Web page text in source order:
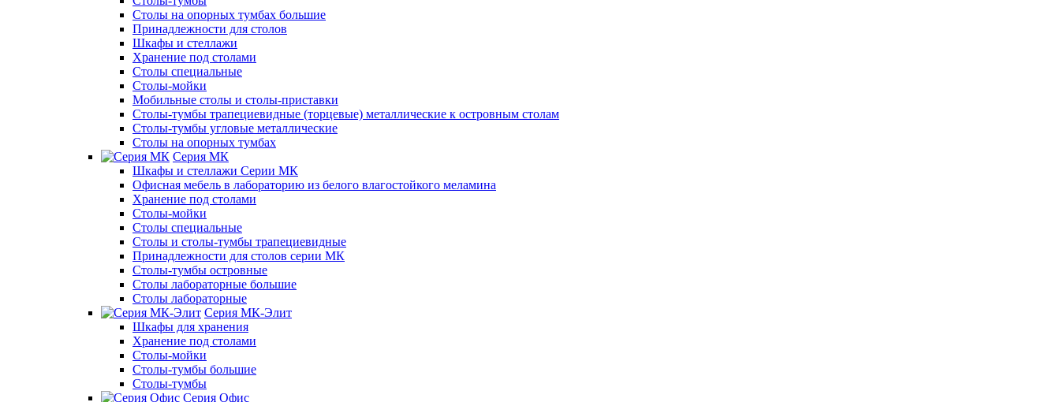
Столы на опорных тумбах большие
Принадлежности для столов
Шкафы и стеллажи
Хранение под столами
Столы специальные
Столы-мойки
Мобильные столы и столы-приставки
Столы-тумбы трапециевидные (торцевые) металлические к островным столам
Столы-тумбы угловые металлические
Столы на опорных тумбах
Серия МК
Шкафы и стеллажи Серии МК
Офисная мебель в лабораторию из белого влагостойкого меламина
Хранение под столами
Столы-мойки
Столы специальные
Столы и столы-тумбы трапециевидные
Принадлежности для столов серии МК
Столы-тумбы островные
Столы лабораторные большие
Столы лабораторные
Серия МК-Элит
Шкафы для хранения
Хранение под столами
Столы-мойки
Столы-тумбы большие
Столы-тумбы
Серия Офис